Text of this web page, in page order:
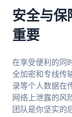
安全与保
重要
在享受便利的同
全加密和专线传
录等个人数据在
网络上泄露的风
团队是你坚实的